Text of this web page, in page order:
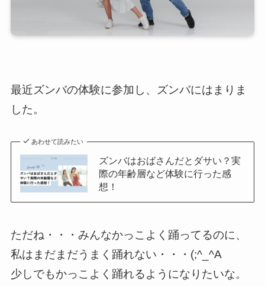
最近ズンバの体験に参加し、ズンバにはまりま
した。
あわせて読みたい
ズンバはおばさんだとダサい？実
際の年齢層など体験に行った感
想！
ただね・・・みんなかっこよく踊ってるのに、
私はまだまだうまく踊れない・・・(;^_^A
少しでもかっこよく踊れるようになりたいな。